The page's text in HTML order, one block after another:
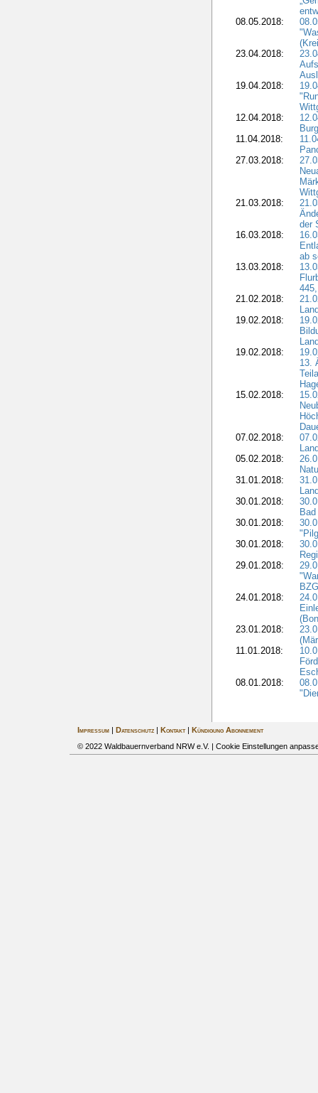
08.05.2018:
23.04.2018:
19.04.2018:
12.04.2018:
11.04.2018:
27.03.2018:
21.03.2018:
der
16.03.2018:
ab
13.03.2018:
21.02.2018:
19.02.2018:
19.02.2018:
13.
15.02.2018:
07.02.2018:
05.02.2018:
31.01.2018:
30.01.2018:
30.01.2018:
30.01.2018:
29.01.2018:
24.01.2018:
23.01.2018:
11.01.2018:
08.01.2018:
Impressum| Datenschutz| Kontakt|
Kündigung Abonnement
© 2022 Waldbauernverband NRW e.V. | Cookie Einstellungen